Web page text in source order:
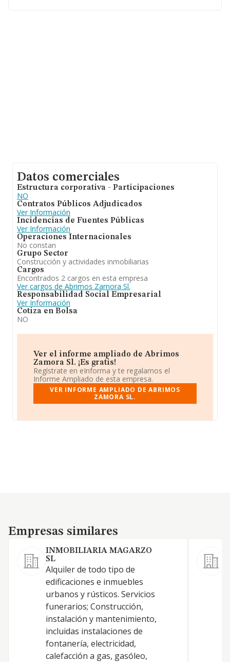
Datos comerciales
Estructura corporativa - Participaciones
NO
Contratos Públicos Adjudicados
Ver Información
Incidencias de Fuentes Públicas
Ver Información
Operaciones Internacionales
No constan
Grupo Sector
Construcción y actividades inmobiliarias
Cargos
Encontrados 2 cargos en esta empresa
Ver cargos de Abrimos Zamora Sl.
Responsabilidad Social Empresarial
Ver Información
Cotiza en Bolsa
NO
Ver el informe ampliado de Abrimos
Zamora Sl. ¡Es gratis!
Regístrate en eInforma y te regalamos el
Informe Ampliado de esta empresa.
VER INFORME AMPLIADO DE ABRIMOS
ZAMORA SL.
Empresas similares
Empresas similares
INMOBILIARIA MAGARZO
SL
Alquiler de todo tipo de
edificaciones e inmuebles
urbanos y rústicos. Servicios
funerarios; Construcción,
instalación y mantenimiento,
incluidas instalaciones de
fontanería, electricidad,
calefacción a gas, gasóleo,